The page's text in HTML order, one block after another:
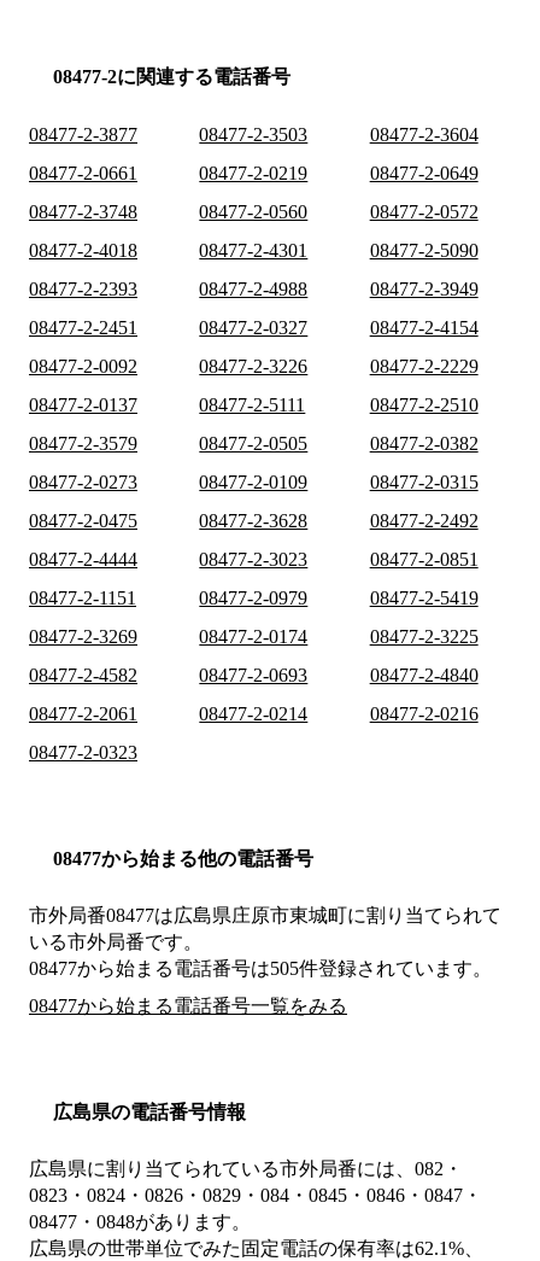
08477-2に関連する電話番号
08477-2-3877 08477-2-3503
08477-2-3604
08477-2-0661
08477-2-0219
08477-2-0649
08477-2-3748
08477-2-0560
08477-2-0572
08477-2-4018
08477-2-4301
08477-2-5090
08477-2-2393
08477-2-4988
08477-2-3949
08477-2-2451
08477-2-0327
08477-2-4154
08477-2-0092
08477-2-3226
08477-2-2229
08477-2-0137
08477-2-5111
08477-2-2510
08477-2-3579
08477-2-0505
08477-2-0382
08477-2-0273
08477-2-0109
08477-2-0315
08477-2-0475
08477-2-3628
08477-2-2492
08477-2-4444
08477-2-3023
08477-2-0851
08477-2-1151
08477-2-0979
08477-2-5419
08477-2-3269
08477-2-0174
08477-2-3225
08477-2-4582
08477-2-0693
08477-2-4840
08477-2-2061
08477-2-0214
08477-2-0216
08477-2-0323
08477から始まる他の電話番号
市外局番08477は広島県庄原市東城町に割り当てられて
いる市外局番です。
08477から始まる電話番号は505件登録されています。
08477から始まる電話番号一覧をみる
広島県の電話番号情報
広島県に割り当てられている市外局番には、082・
0823・0824・0826・0829・084・0845・0846・0847・
08477・0848があります。
広島県の世帯単位でみた固定電話の保有率は62.1%、